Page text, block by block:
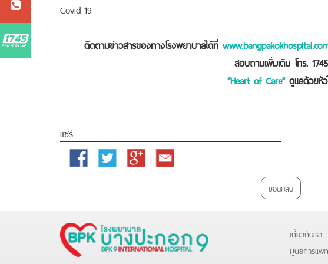
Covid-19
ติดตามข่าวสารของทางโรงพยาบาลได้ที่
สอบถามเพิ่มเติม โทร. 1745
“Heart of Care”ดูแลด้วยหัว
แชร์
Facebook Twitter
Google
Email
ย้อนกลับ
เกี่ยวกับเรา
ศูนย์การแพ